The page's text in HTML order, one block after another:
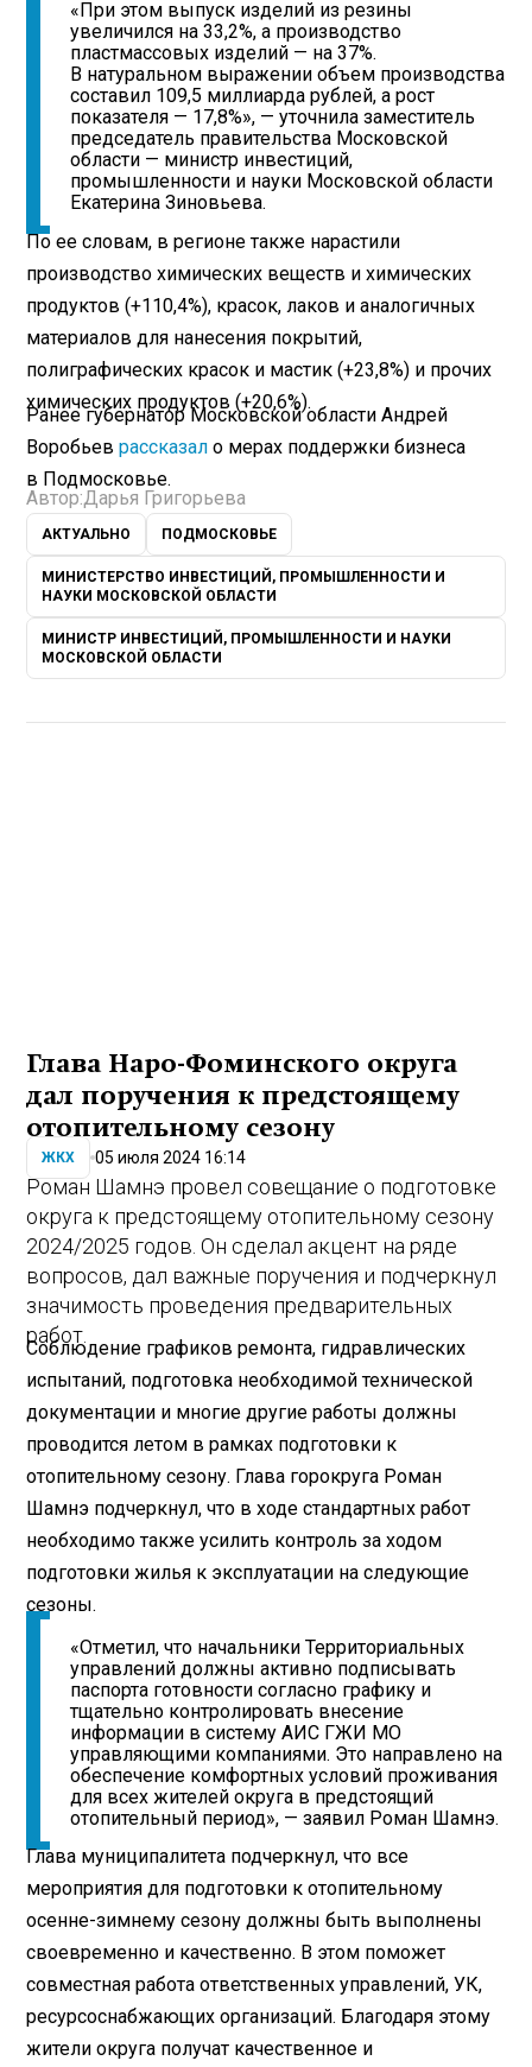
«При этом выпуск изделий из резины
увеличился на 33,2%, а производство
пластмассовых изделий — на 37%.
В натуральном выражении объем производства
составил 109,5 миллиарда рублей, а рост
показателя — 17,8%», — уточнила заместитель
председатель правительства Московской
области — министр инвестиций,
промышленности и науки Московской области
Екатерина Зиновьева.
По ее словам, в регионе также нарастили
производство химических веществ и химических
продуктов (+110,4%), красок, лаков и аналогичных
материалов для нанесения покрытий,
полиграфических красок и мастик (+23,8%) и прочих
химических продуктов (+20,6%).
Ранее губернатор Московской области Андрей
Воробьеврассказал о мерах поддержки бизнеса
в Подмосковье.
Автор:Дарья Григорьева
АКТУАЛЬНО ПОДМОСКОВЬЕ
МИНИСТЕРСТВО ИНВЕСТИЦИЙ, ПРОМЫШЛЕННОСТИ И
НАУКИ МОСКОВСКОЙ ОБЛАСТИ
МИНИСТР ИНВЕСТИЦИЙ, ПРОМЫШЛЕННОСТИ И НАУКИ
МОСКОВСКОЙ ОБЛАСТИ
Глава Наро-Фоминского округа
дал поручения к предстоящему
отопительному сезону
ЖКХ 05 июля 2024 16:14
Роман Шамнэ провел совещание о подготовке
округа к предстоящему отопительному сезону
2024/2025 годов. Он сделал акцент на ряде
вопросов, дал важные поручения и подчеркнул
значимость проведения предварительных
работ.
Соблюдение графиков ремонта, гидравлических
испытаний, подготовка необходимой технической
документации и многие другие работы должны
проводится летом в рамках подготовки к
отопительному сезону. Глава горокруга Роман
Шамнэ подчеркнул, что в ходе стандартных работ
необходимо также усилить контроль за ходом
подготовки жилья к эксплуатации на следующие
сезоны.
«Отметил, что начальники Территориальных
управлений должны активно подписывать
паспорта готовности согласно графику и
тщательно контролировать внесение
информации в систему АИС ГЖИ МО
управляющими компаниями. Это направлено на
обеспечение комфортных условий проживания
для всех жителей округа в предстоящий
отопительный период», — заявил Роман Шамнэ.
Глава муниципалитета подчеркнул, что все
мероприятия для подготовки к отопительному
осенне-зимнему сезону должны быть выполнены
своевременно и качественно. В этом поможет
совместная работа ответственных управлений, УК,
ресурсоснабжающих организаций. Благодаря этому
жители округа получат качественное и